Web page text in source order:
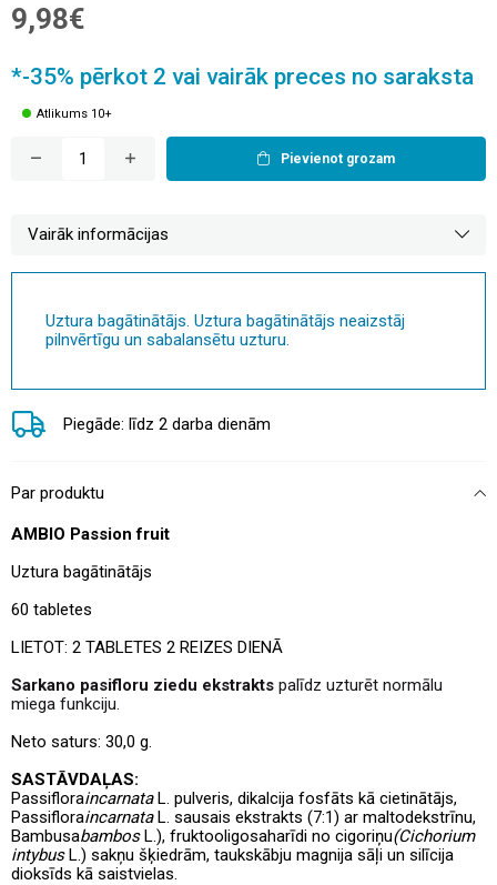
9,98€
*-35% pērkot 2 vai vairāk preces no saraksta
Atlikums 10+
Pievienot grozam
Vairāk informācijas
Uztura bagātinātājs. Uztura bagātinātājs neaizstāj
pilnvērtīgu un sabalansētu uzturu.
Piegāde: līdz 2 darba dienām
Par produktu
AMBIO Passion fruit
Uztura bagātinātājs
60 tabletes
LIETOT: 2 TABLETES 2 REIZES DIENĀ
Sarkano pasifloru ziedu ekstrakts palīdz uzturēt normālu
miega funkciju.
Neto saturs: 30,0 g.
SASTĀVDAĻAS:
PassifloraincarnataL. pulveris, dikalcija fosfāts kā cietinātājs,
PassifloraincarnataL. sausais ekstrakts (7:1) ar maltodekstrīnu,
BambusabambosL.), fruktooligosaharīdi no cigoriņu(Cichorium
intybusL.) sakņu šķiedrām, taukskābju magnija sāļi un silīcija
dioksīds kā saistvielas.